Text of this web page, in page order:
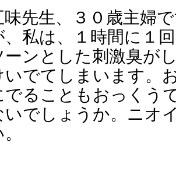
味先生、３０歳主婦
、私は、１時間に１
ーンとした刺激臭が
いでてしまいます。
でることもおっくう
いでしょうか。ニオ